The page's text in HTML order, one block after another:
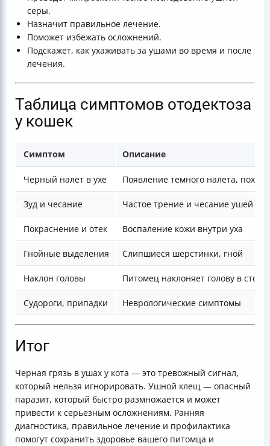
серы.
Назначит правильное лечение.
Поможет избежать осложнений.
Подскажет, как ухаживать за ушами во время и после
лечения.
Таблица симптомов отодектоза
у кошек
Симптом Описание
Черный налет в ухе Появление темного налета,
Зуд и чесание Частое трение и чесание ушей
Покраснение и отек Воспаление кожи внутри уха
Гнойные выделения Слипшиеся шерстинки, гной
Наклон головы Питомец наклоняет голову в
Судороги, припадки Неврологические симптомы
Итог
Черная грязь в ушах у кота — это тревожный сигнал,
который нельзя игнорировать. Ушной клещ — опасный
паразит, который быстро размножается и может
привести к серьезным осложнениям. Ранняя
диагностика, правильное лечение и профилактика
помогут сохранить здоровье вашего питомца и